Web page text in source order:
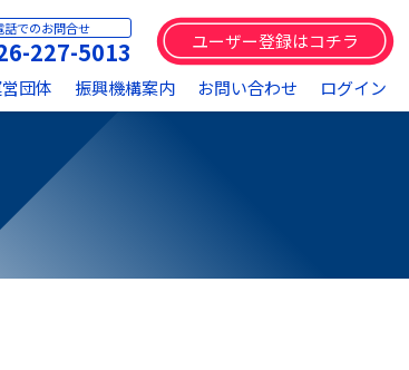
団体 振興機構案内 お問い合わせ ログイン
話でのお問合せ
227-5013 ユーザー登録はコチラ